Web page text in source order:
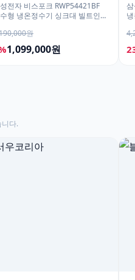
전자 비스포크 RWP54421BF
형 냉온정수기 싱크대 빌트인
원
1,099,000원
다.